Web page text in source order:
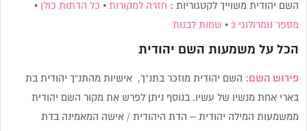
השם יהודית משוייך לקטגוריות : חזרה למקורות • כל הדתות כולן •
מספר נומרולוגי 3 • שמות לבנות
הכל על משמעות השם יהודית
פירוש השם: השם יהודית מוזכר בתנ”ך, אישיות מהתנ”ך יהודית בת
בארי אחת מנשיו של עשיו. בנוסף ניתן לפרש את מקור השם יהודית
ממשמעות המילה יהודית – הדת היהודית / אישה המאמינה בדת